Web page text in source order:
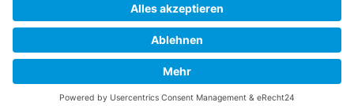
Streitbeilegungsstelle
Vertrag widerrufen